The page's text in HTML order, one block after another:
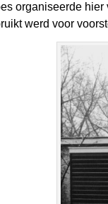
organiseerde
werd voor